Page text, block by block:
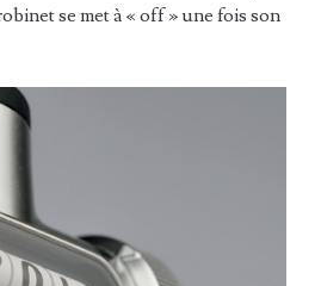
se met à « off » une fois son